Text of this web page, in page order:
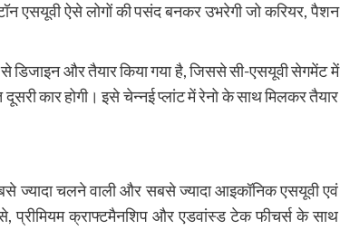
एसयूवी ऐसे लोगों की पसंद बनकर उभरेगी जो करियर, पैशन
डिजाइन और तैयार किया गया है, जिससे सी-एसयूवी सेगमेंट में
कार होगी। इसे चेन्नई प्लांट में रेनो के साथ मिलकर तैयार
ज्यादा चलने वाली और सबसे ज्यादा आइकॉनिक एसयूवी एवं
प्रीमियम क्राफ्टमैनशिप और एडवांस्ड टेक फीचर्स के साथ